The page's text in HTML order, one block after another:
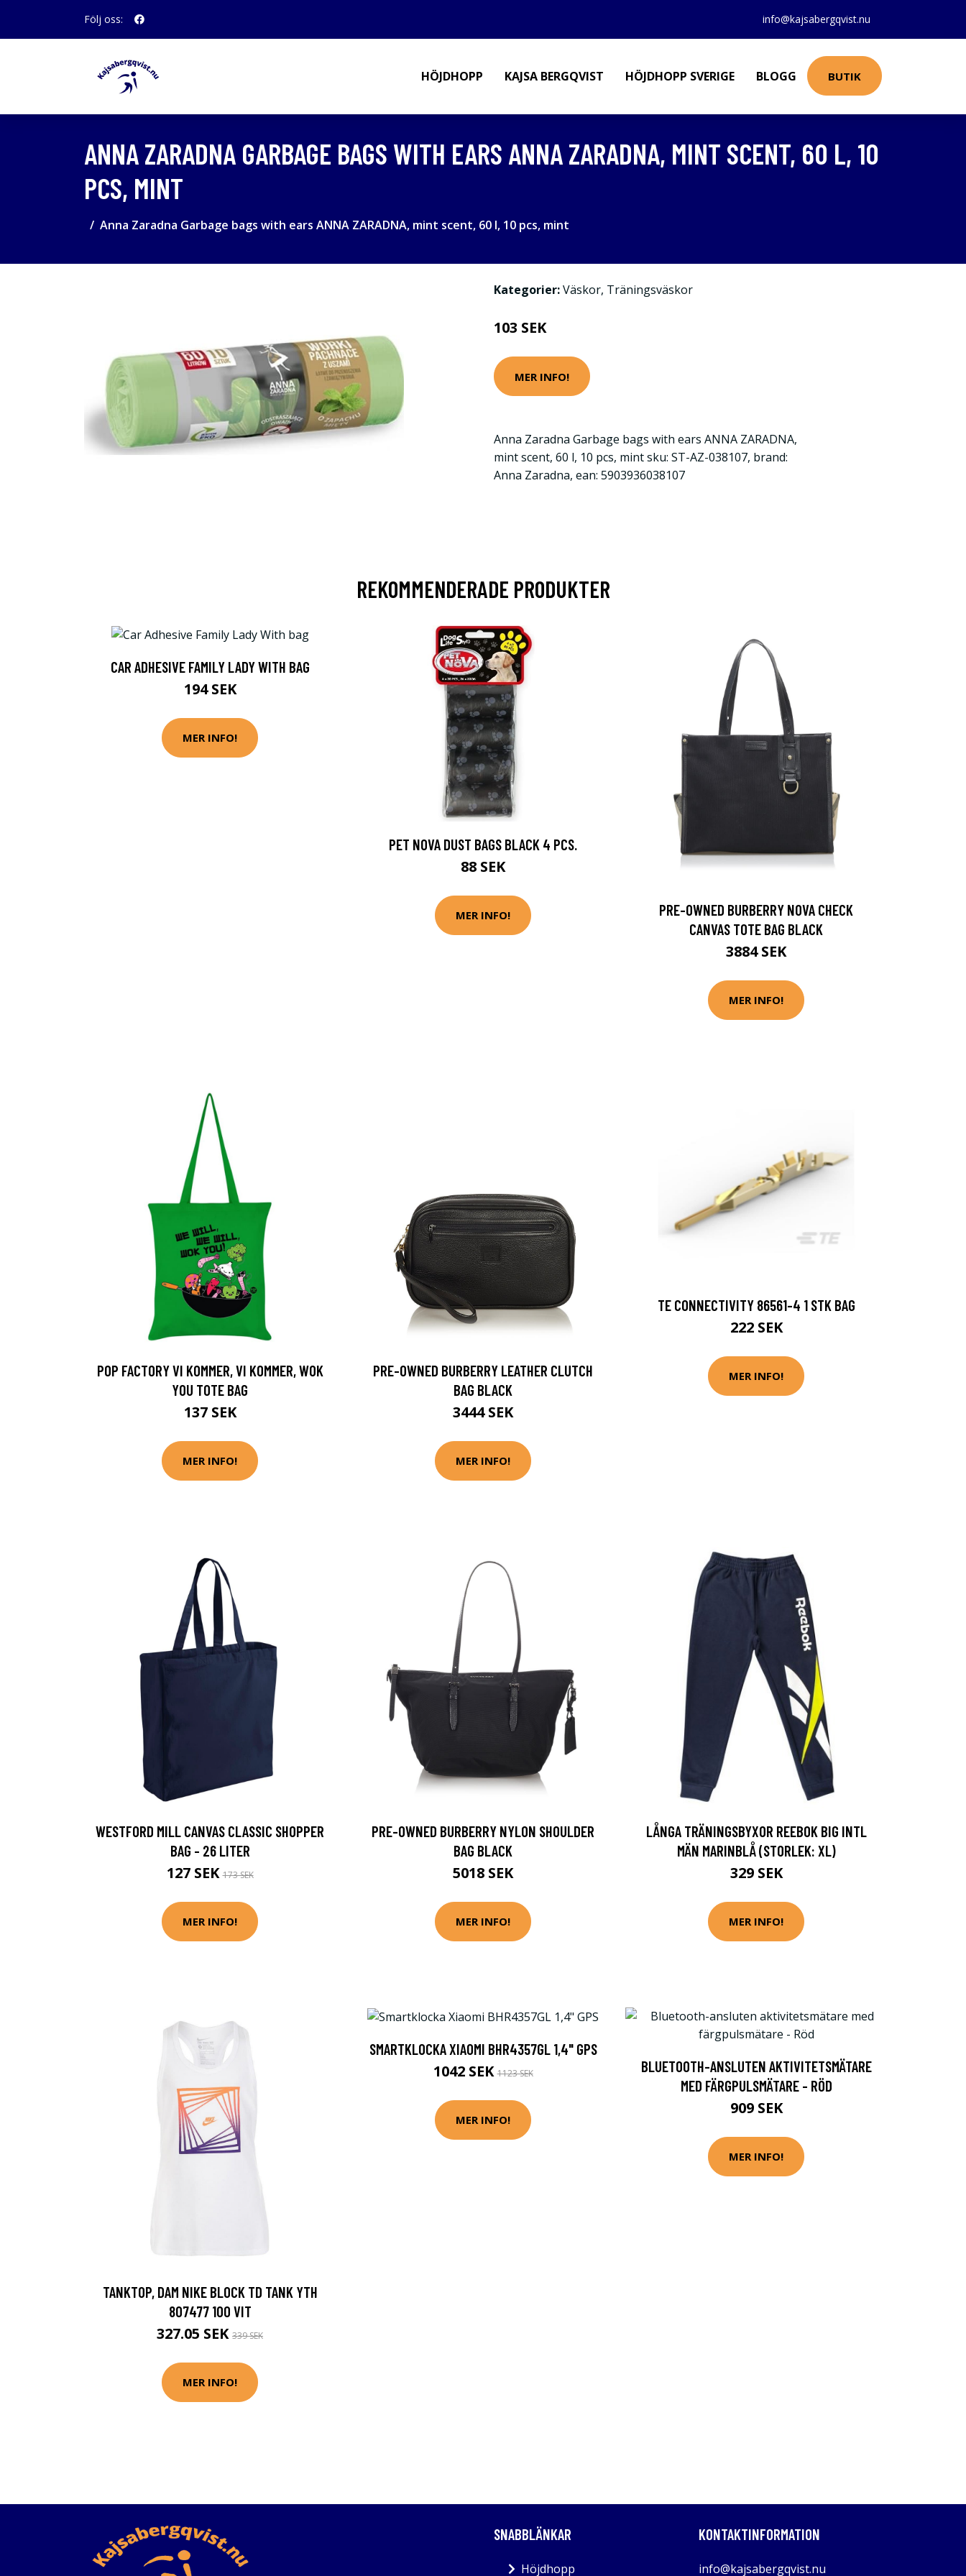
Följ oss: info@kajsabergqvist.nu
HÖJDHOPP KAJSA BERGQVIST HÖJDHOPP SVERIGE BLOGG BUTIK
ANNA ZARADNA GARBAGE BAGS WITH EARS ANNA ZARADNA, MINT SCENT, 60 L, 10
PCS, MINT
Anna Zaradna Garbage bags with ears ANNA ZARADNA, mint scent, 60 l, 10 pcs, mint
Kategorier:Väskor, Träningsväskor
103 SEK
MER INFO!
Anna Zaradna Garbage bags with ears ANNA ZARADNA,
mint scent, 60 l, 10 pcs, mint sku: ST-AZ-038107, brand:
Anna Zaradna, ean: 5903936038107
REKOMMENDERADE PRODUKTER
CAR ADHESIVE FAMILY LADY WITH BAG
194 SEK
MER INFO!
PET NOVA DUST BAGS BLACK 4 PCS.
88 SEK
MER INFO!
PRE-OWNED BURBERRY NOVA CHECK
CANVAS TOTE BAG BLACK
3884 SEK
MER INFO!
POP FACTORY VI KOMMER, VI KOMMER, WOK
YOU TOTE BAG
137 SEK
MER INFO!
PRE-OWNED BURBERRY LEATHER CLUTCH
BAG BLACK
3444 SEK
MER INFO!
TE CONNECTIVITY 86561-4 1 STK BAG
222 SEK
MER INFO!
WESTFORD MILL CANVAS CLASSIC SHOPPER
BAG - 26 LITER
127 SEK173 SEK
MER INFO!
PRE-OWNED BURBERRY NYLON SHOULDER
BAG BLACK
5018 SEK
MER INFO!
LÅNGA TRÄNINGSBYXOR REEBOK BIG INTL
MÄN MARINBLÅ (STORLEK: XL)
329 SEK
MER INFO!
TANKTOP, DAM NIKE BLOCK TD TANK YTH
807477 100 VIT
327.05 SEK 339 SEK
MER INFO!
SMARTKLOCKA XIAOMI BHR4357GL 1,4" GPS
1042 SEK1123 SEK
MER INFO!
BLUETOOTH-ANSLUTEN AKTIVITETSMÄTARE
MED FÄRGPULSMÄTARE - RÖD
909 SEK
MER INFO!
SNABBLÄNKAR
Höjdhopp
KONTAKTINFORMATION
info@kajsabergqvist.nu